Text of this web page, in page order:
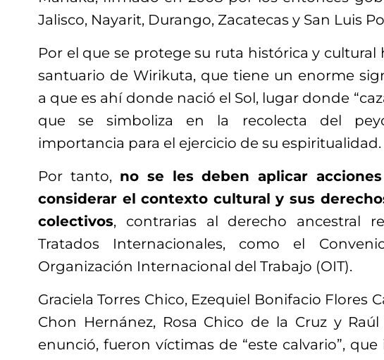
Jalisco, Nayarit, Durango, Zacatecas y San Luis
Por el que se protege su ruta histórica y cultural
santuario de Wirikuta, que tiene un enorme
a que es ahí donde nació el Sol, lugar donde
que se simboliza en la recolecta del
importancia para el ejercicio de su espiritualidad.
Por tanto, no se les deben aplicar
considerar el contexto cultural y sus
colectivos, contrarias al derecho ancestral
Tratados Internacionales, como el
Organización Internacional del Trabajo (OIT).
Graciela Torres Chico, Ezequiel Bonifacio Flores
Chon Hernánez, Rosa Chico de la Cruz y Raúl
enunció, fueron víctimas de “este calvario”,